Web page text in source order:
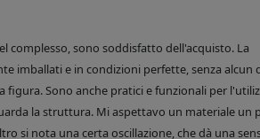
complesso, sono soddisfatto dell'acquisto. La
imballati e in condizioni perfette, senza alcun
Sono anche pratici e funzionali per
la struttura. Mi aspettavo un materiale un
si nota una certa oscillazione, che dà una